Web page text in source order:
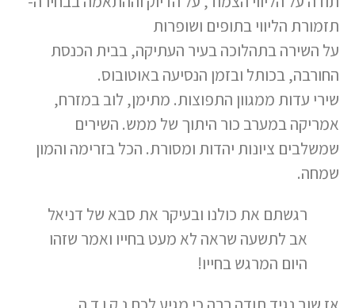
תזמורת הליווי בתופים ושופרות
על השירה בתהלוכה בעיר העתיקה, בבית הכנסת
החורבה, בכותל ובזמן הנסיעה באוטובוס.
שירי עדות ממגוון התפוצות. מתימן, לוב במזרח,
אמריקה במערב כור היתוך של ממש. השירים
שמשלבים ציונות יהדות ומסורת. הכל בזרימה והמון
שמחה.
רגשתם את כולנו ובעיקר את סבא של דניאל
אב לתשעה שראה לא מעט בחייו ואמר שזהו
היום המרגש בחייו!